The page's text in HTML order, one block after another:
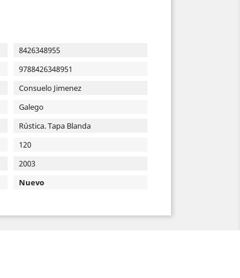
8426348955
9788426348951
Consuelo Jimenez
Galego
Rústica. Tapa Blanda
120
2003
Nuevo